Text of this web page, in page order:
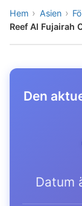
Hem Asien
Reef Al Fujairah
Den
Datum